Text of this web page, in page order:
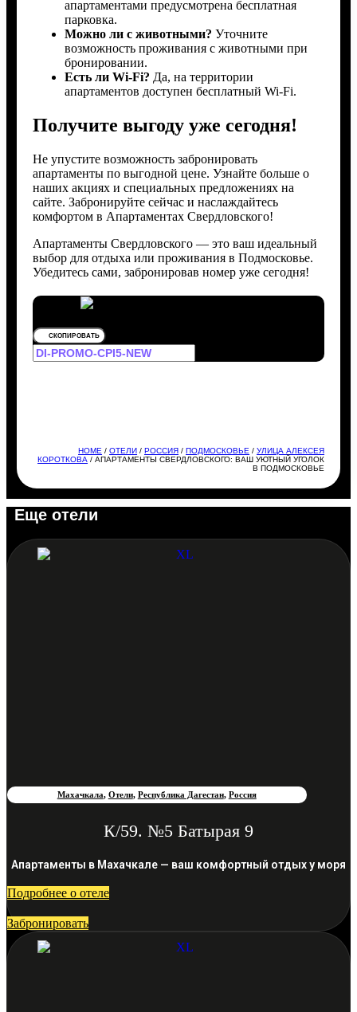
апартаментами предусмотрена бесплатная
парковка.
Можно ли с животными? Уточните
возможность проживания с животными при
бронировании.
Есть ли Wi-Fi? Да, на территории
апартаментов доступен бесплатный Wi-Fi.
Получите выгоду уже сегодня!
Не упустите возможность забронировать
апартаменты по выгодной цене. Узнайте больше о
наших акциях и специальных предложениях на
сайте. Забронируйте сейчас и наслаждайтесь
комфортом в Апартаментах Свердловского!
Апартаменты Свердловского — это ваш идеальный
выбор для отдыха или проживания в Подмосковье.
Убедитесь сами, забронировав номер уже сегодня!
СКОПИРОВАТЬ
HOME /ОТЕЛИ /РОССИЯ /ПОДМОСКОВЬЕ /УЛИЦА АЛЕКСЕЯ
КОРОТКОВА / АПАРТАМЕНТЫ СВЕРДЛОВСКОГО: ВАШ УЮТНЫЙ УГОЛОК
В ПОДМОСКОВЬЕ
Еще отели
Махачкала, Отели, Республика Дагестан, Россия
К/59. №5 Батырая 9
Апартаменты в Махачкале — ваш комфортный отдых у моря
Подробнее о отеле
Забронировать